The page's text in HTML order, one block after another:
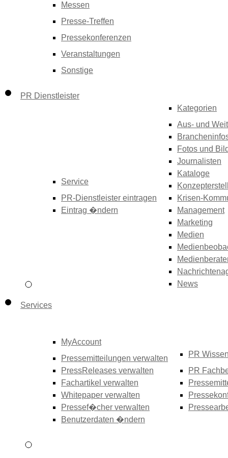
Messen
Presse-Treffen
Pressekonferenzen
Veranstaltungen
Sonstige
PR Dienstleister
Service
PR-Dienstleister eintragen
Eintrag �ndern
Kategorien
Aus- und
Fotos und
Journalisten
Kataloge
Krisen-
Management
Marketing
Medien
News
Services
MyAccount
Pressemitteilungen verwalten
PressReleases verwalten
Fachartikel verwalten
Whitepaper verwalten
Pressef�cher verwalten
Benutzerdaten �ndern
PR
PR